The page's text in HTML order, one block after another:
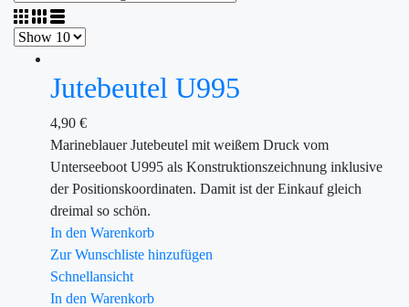
Jutebeutel U995
4,90 €
Marineblauer Jutebeutel mit weißem Druck vom
Unterseeboot U995 als Konstruktionszeichnung inklusive
der Positionskoordinaten. Damit ist der Einkauf gleich
dreimal so schön.
In den Warenkorb
Zur Wunschliste hinzufügen
Schnellansicht
In den Warenkorb